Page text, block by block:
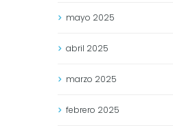
mayo 2025
abril 2025
marzo 2025
febrero 2025